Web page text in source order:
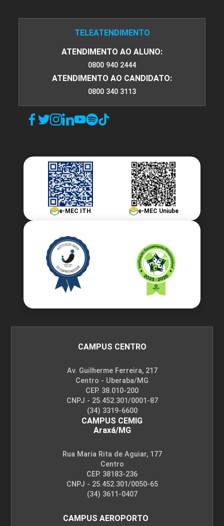
TELEATENDIMENTO
ATENDIMENTO AO ALUNO:
0800 940 2444
ATENDIMENTO AO CANDIDATO:
0800 340 3113
e-MEC ITH e-MEC Uniube
CAMPUS CENTRO
Av. Guilherme Ferreira, 217
Centro - Uberaba/MG
CEP. 38.010-200
CNPJ - 25.452.301/0001-87
(34) 3319-6600
CAMPUS CEMIG
Araxá/MG
Rua Maria Rita de Aguiar, 177
Centro
CEP. 38183-236
CNPJ - 25.452.301/0050-65
(34) 3611-0407
CAMPUS AEROPORTO